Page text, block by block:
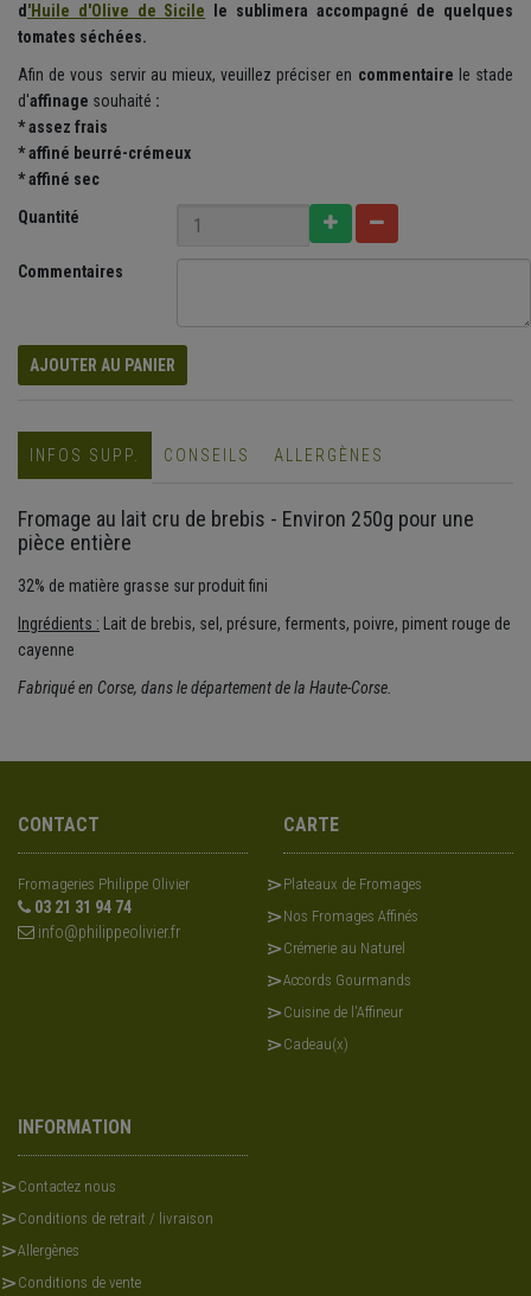
d 'Huile d'Olive de Sicile le sublimera accompagné de quelques
tomates séchées.
Afin de vous servir au mieux, veuillez préciser en commentaire le stade
d'affinage souhaité :
*assez frais
* affiné beurré-crémeux
* affiné sec
Quantité
Commentaires
AJOUTER AU PANIER
INFOS SUPP. CONSEILS ALLERGÈNES
Fromage au lait cru de brebis - Environ 250g pour une
pièce entière
32% de matière grasse sur produit fini
Ingrédients : Lait de brebis, sel, présure, ferments, poivre, piment rouge de
cayenne
Fabriqué en Corse, dans le département de la Haute-Corse.
CONTACT
Fromageries Philippe Olivier
03 21 31 94 74
info@philippeolivier.fr
CARTE
Plateaux de Fromages
Nos Fromages Affinés
Crémerie au Naturel
Accords Gourmands
Cuisine de l'Affineur
Cadeau(x)
INFORMATION
Contactez nous
Conditions de retrait / livraison
Allergènes
Conditions de vente